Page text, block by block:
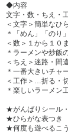
◆内容
文字・数・ちえ・
＜文字＞簡単なひ
＊「めん」「のり
＜数＞１から１０
＊ラーメンや炒飯
＜ちえ＞迷路・間
＊一番大きいチャ
＜工作＞…折る・
＊楽しいラーメン
★がんばりシール
★ひらがな表つき
★何度も遊べるこ